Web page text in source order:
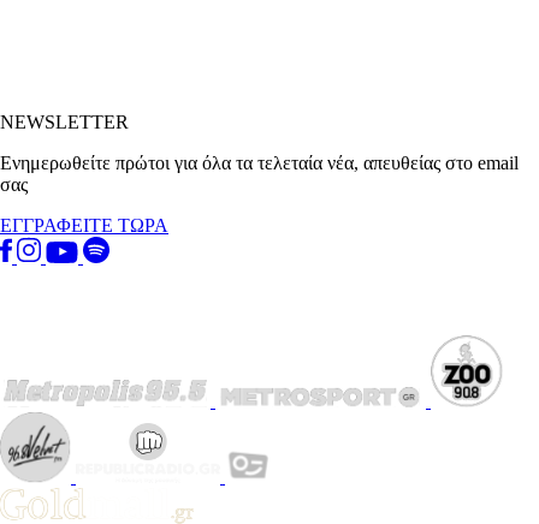
NEWSLETTER
Ενημερωθείτε πρώτοι για όλα τα τελεταία νέα, απευθείας στο email
σας
ΕΓΓΡΑΦΕΙΤΕ ΤΩΡΑ